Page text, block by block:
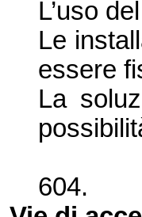
L’uso
Le
essere
La
604.